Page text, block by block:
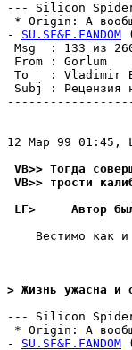
--- Silicon
* Origin: А
- SU.SF&F.FANDOM
From :
To   :
Subj :
12 Мар 99 01:45,
VB>> Тогда
VB>> трости
LF>     Автор
Вестимо как
> Жизнь ужасна и
--- Silicon
* Origin: А
- SU.SF&F.FANDOM